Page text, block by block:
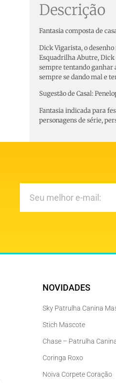
Descrição
Fantasia composta de
Dick Vigarista, o
Esquadrilha Abutre, Dick
sempre tentando ganhar
sempre se dando mal e
Sugestão de Casal:
Fantasia indicada para
personagens de série,
NOVIDADES
Sky Patrulha Canina
Stich Mascote
Chase – Patrulha
Coringa Roxo
Noiva Corpete Coração